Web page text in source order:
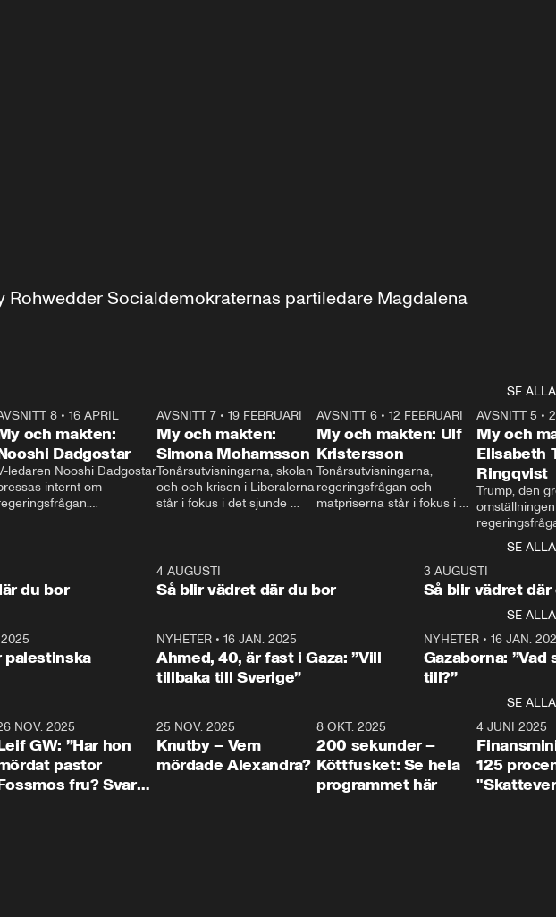
Rohwedder Socialdemokraternas partiledare Magdalena
SE ALLA
8• 16 APRIL
och makten:
Dadgostar
ledaren Nooshi Dadgostar
internt om
Vi ställer upp i val. Ska vi
med så sitter vi förstås
24:30
AVSNITT 7• 19 FEBRUARI
My och makten:
Simona Mohamsson
Tonårsutvisningarna, skolan
och och krisen i Liberalerna
står i fokus i det sjunde
kommentator My
Rohwedder ställer
utbildnings- och
Mohamsson till svars.
27:30
AVSNITT 6 •12 FEBRUARI
My och makten: Ulf
Kristersson
Tonårsutvisningarna,
regeringsfrågan och
matpriserna står i fokus i
Rohwedder ställer
statsminister Ulf Kristersson
AVSNITT 5 •
My och
Elisabeth
Ringqvist
Trump, den
centrum i
avsnittet av
Makten”. Se
Aftonbladets
Rohwedder
Thand Ring
SE ALLA
du bor
4 AUGUSTI
Så blir vädret där du bor
3 AUGUSTI
Så blir vädret där
SE ALLA
palestinska
NYHETER• 16 JAN. 2025
Ahmed, 40, är fast i Gaza: ”Vill
tillbaka till Sverige”
NYHETER• 16 JAN.
Gazaborna:
till?”
SE ALLA
NOV. 2025
GW: ”Har hon
pastor
fru? Svar
31:05
25 NOV. 2025
Knutby – Vem
mördade Alexandra?
4:29
8 OKT. 2025
200 sekunder –
Köttfusket: Se hela
programmet här
4 JUNI 2025
125